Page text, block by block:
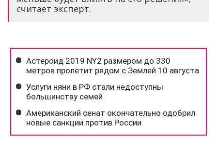
считает эксперт.